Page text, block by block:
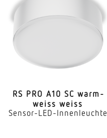
RS PRO A10 SC warm­
weiss weiss
Sensor-LED-Innenleuchte